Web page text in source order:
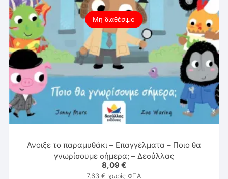
Μη διαθέσιμο
Άνοιξε το παραμυθάκι – Επαγγέλματα – Ποιο θα
γνωρίσουμε σήμερα; – Δεσύλλας
8,09€
7,63 € χωρίς ΦΠΑ